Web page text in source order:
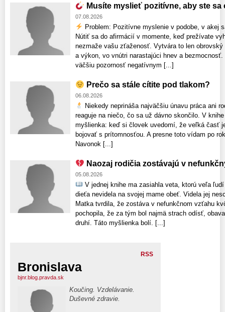
Musíte myslieť pozitívne, aby ste sa
07.08.2026
Problem: Pozitívne myslenie v podobe, v akej
Nútiť sa do afirmácií v momente, keď prežívate
nezmaže vašu zťaženosť. Vytvára to len
a výkon, vo vnútri narastajúci hnev a bezmocnosť.
väčšiu pozornosť negatívnym [...]
Prečo sa stále cítite pod tlakom?
06.08.2026
Niekedy neprináša najväčšiu únavu práca ani
reaguje na niečo, čo sa už dávno skončilo. V
myšlienka: keď si človek uvedomí, že veľká časť
bojovať s prítomnosťou. A presne toto vídam po
Navonok [...]
Naozaj rodičia zostávajú v
05.08.2026
V jednej knihe ma zasiahla veta, ktorú veľa
dieťa nevidela na svojej mame obeť. Videla jej
Matka tvrdila, že zostáva v nefunkčnom vzťahu
pochopila, že za tým bol najmä strach odísť,
druhí. Táto myšlienka bolí. [...]
RSS
Bronislava
bjnr.blog.pravda.sk
Koučing. Vzdelávanie.
Duševné zdravie.